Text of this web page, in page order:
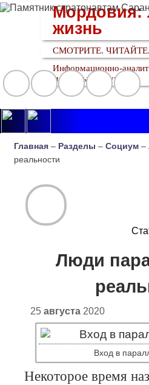
Мордовия:
жизнь
СМОТРИТЕ.
Информационно-
медийный ресурс
Главная – Разделы –Социум –
реальности
Люди
25 августа2020
Вход в
Некоторое время